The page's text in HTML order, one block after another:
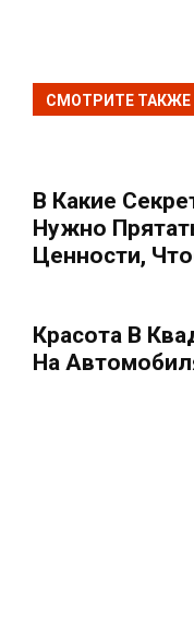
СМОТРИТЕ ТАКЖЕ
В Какие
Нужно
Ценности,
Красота В
На